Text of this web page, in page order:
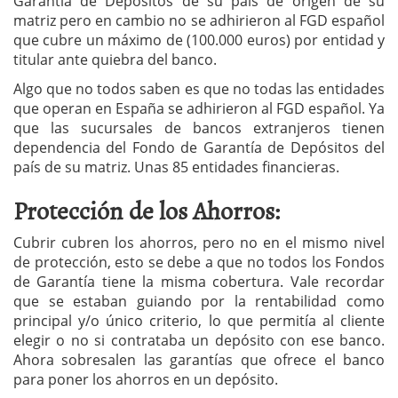
matriz pero en cambio no se adhirieron al FGD español
que cubre un máximo de (100.000 euros) por entidad y
titular ante quiebra del banco.
Algo que no todos saben es que no todas las entidades
que operan en España se adhirieron al FGD español. Ya
que las sucursales de bancos extranjeros tienen
dependencia del Fondo de Garantía de Depósitos del
país de su matriz. Unas 85 entidades financieras.
Protección de los Ahorros:
Cubrir cubren los ahorros, pero no en el mismo nivel
de protección, esto se debe a que no todos los Fondos
de Garantía tiene la misma cobertura. Vale recordar
que se estaban guiando por la rentabilidad como
principal y/o único criterio, lo que permitía al cliente
elegir o no si contrataba un depósito con ese banco.
Ahora sobresalen las garantías que ofrece el banco
para poner los ahorros en un depósito.